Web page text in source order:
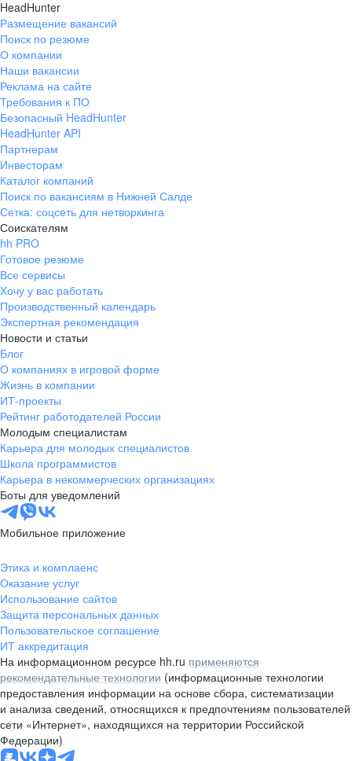
HeadHunter
Размещение вакансий
Поиск по резюме
О компании
Наши вакансии
Реклама на сайте
Требования к ПО
Безопасный HeadHunter
HeadHunter API
Партнерам
Инвесторам
Каталог компаний
Поиск по вакансиям в Нижней Салде
Сетка: соцсеть для нетворкинга
Соискателям
hh PRO
Готовое резюме
Все сервисы
Хочу у вас работать
Производственный календарь
Экспертная рекомендация
Новости и статьи
Блог
О компаниях в игровой форме
Жизнь в компании
ИТ-проекты
Рейтинг работодателей России
Молодым специалистам
Карьера для молодых специалистов
Школа программистов
Карьера в некоммерческих организациях
Боты для уведомлений
Мобильное приложение
Этика и комплаенс
Оказание услуг
Использование сайтов
Защита персональных данных
Пользовательское соглашение
ИТ аккредитация
На информационном ресурсе hh.ru применяются
рекомендательные технологии (информационные технологии
предоставления информации на основе сбора, систематизации
и анализа сведений, относящихся к предпочтениям пользователей
сети «Интернет», находящихся на территории Российской
Федерации)